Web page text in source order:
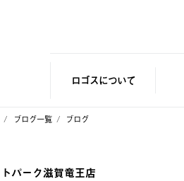
ロゴスについて
ブログ一覧 ブログ
パーク滋賀竜王店